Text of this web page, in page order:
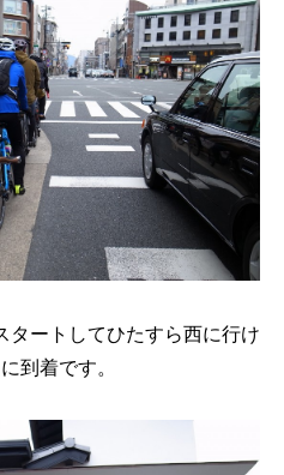
タートしてひたすら西に行け
到着です。